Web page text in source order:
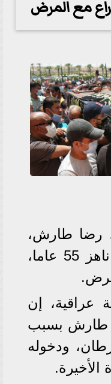
مع المرض
رضا طارش،
مساء أمس عن عمر ناهز 55 عاما،
عراقية، إن
طارش بسبب
ودخوله
الأخيرة.